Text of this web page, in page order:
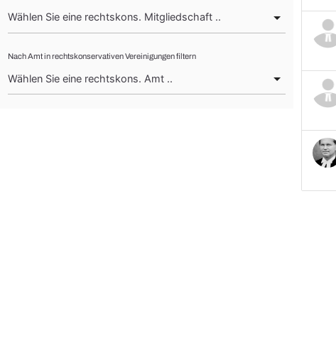
Nach Amt in rechtskonservativen Vereinigungen filtern